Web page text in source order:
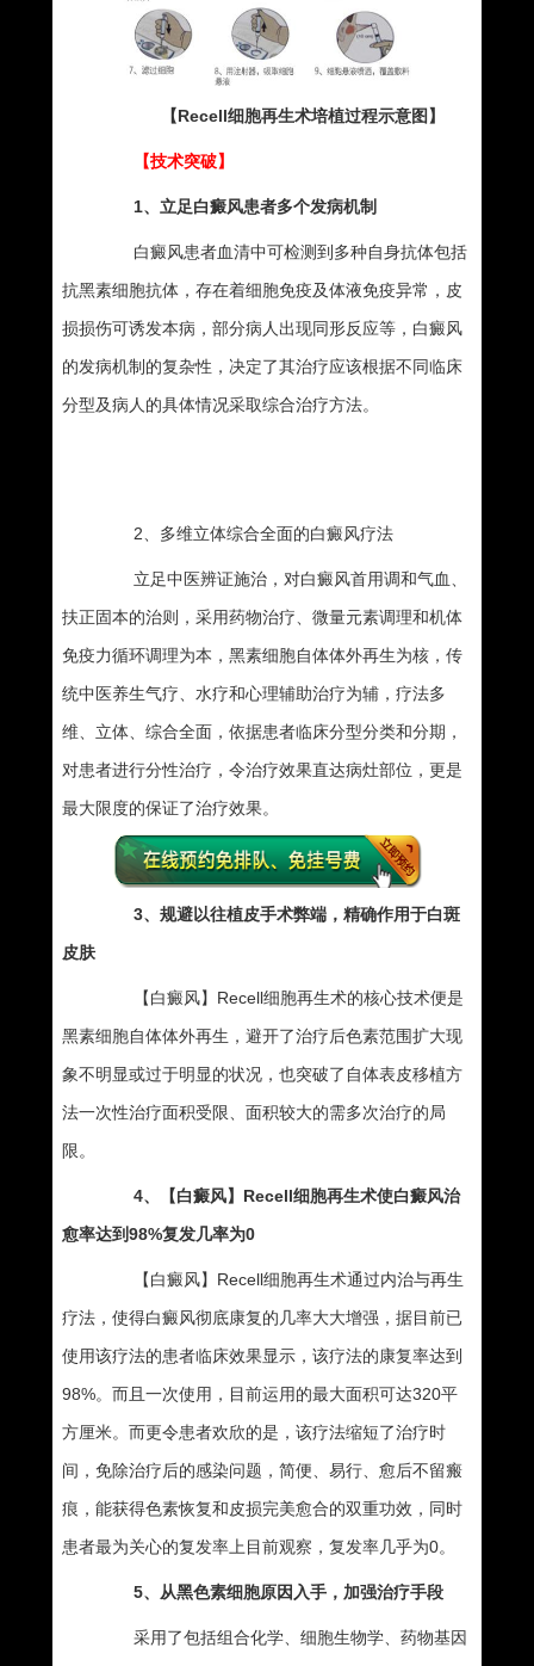
【Recell细胞再生术培植过程示意图】
【技术突破】
1、立足白癜风患者多个发病机制
白癜风患者血清中可检测到多种自身抗体包括
抗黑素细胞抗体，存在着细胞免疫及体液免疫异常，皮
损损伤可诱发本病，部分病人出现同形反应等，白癜风
的发病机制的复杂性，决定了其治疗应该根据不同临床
分型及病人的具体情况采取综合治疗方法。
2、多维立体综合全面的白癜风疗法
立足中医辨证施治，对白癜风首用调和气血、
扶正固本的治则，采用药物治疗、微量元素调理和机体
免疫力循环调理为本，黑素细胞自体体外再生为核，传
统中医养生气疗、水疗和心理辅助治疗为辅，疗法多
维、立体、综合全面，依据患者临床分型分类和分期，
对患者进行分性治疗，令治疗效果直达病灶部位，更是
最大限度的保证了治疗效果。
3、规避以往植皮手术弊端，精确作用于白斑
皮肤
【白癜风】Recell细胞再生术的核心技术便是
黑素细胞自体体外再生，避开了治疗后色素范围扩大现
象不明显或过于明显的状况，也突破了自体表皮移植方
法一次性治疗面积受限、面积较大的需多次治疗的局
限。
4、【白癜风】Recell细胞再生术使白癜风治
愈率达到98%复发几率为0
【白癜风】Recell细胞再生术通过内治与再生
疗法，使得白癜风彻底康复的几率大大增强，据目前已
使用该疗法的患者临床效果显示，该疗法的康复率达到
98%。而且一次使用，目前运用的最大面积可达320平
方厘米。而更令患者欢欣的是，该疗法缩短了治疗时
间，免除治疗后的感染问题，简便、易行、愈后不留瘢
痕，能获得色素恢复和皮损完美愈合的双重功效，同时
患者最为关心的复发率上目前观察，复发率几乎为0。
5、从黑色素细胞原因入手，加强治疗手段
采用了包括组合化学、细胞生物学、药物基因